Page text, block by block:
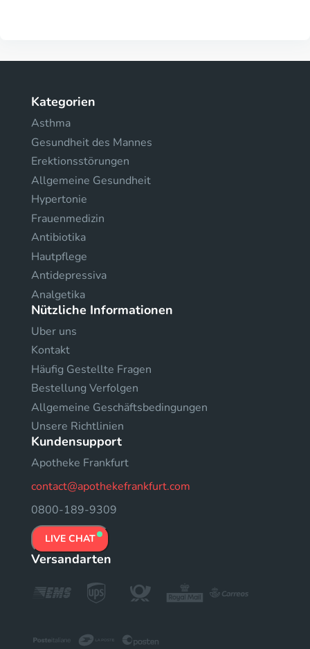
Kategorien
Asthma
Gesundheit des Mannes
Erektionsstörungen
Allgemeine Gesundheit
Hypertonie
Frauenmedizin
Antibiotika
Hautpflege
Antidepressiva
Analgetika
Nützliche Informationen
Uber uns
Kontakt
Häufig Gestellte Fragen
Bestellung Verfolgen
Allgemeine Geschäftsbedingungen
Unsere Richtlinien
Kundensupport
Apotheke Frankfurt
contact@apothekefrankfurt.com
0800-189-9309
LIVE CHAT
Versandarten